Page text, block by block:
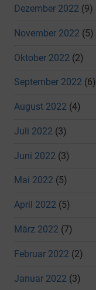
Dezember 2022 (9)
November 2022 (5)
Oktober 2022 (2)
September 2022 (6)
August 2022 (4)
Juli 2022 (3)
Juni 2022 (3)
Mai 2022 (5)
April 2022 (5)
März 2022 (7)
Februar 2022 (2)
Januar 2022 (3)